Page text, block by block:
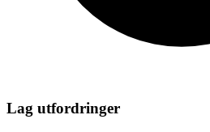
Lag utfordringer